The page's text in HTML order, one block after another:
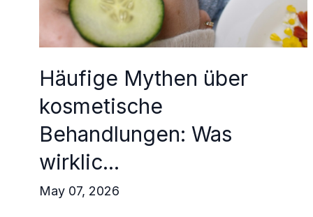
Häufige Mythen über
kosmetische
Behandlungen: Was
wirklic...
May 07, 2026